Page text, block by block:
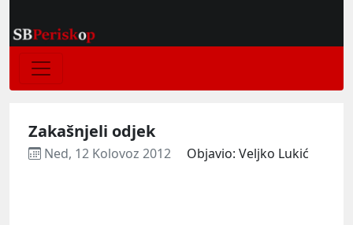
Zakašnjeli odjek
Ned, 12 Kolovoz 2012 Objavio: Veljko Lukić